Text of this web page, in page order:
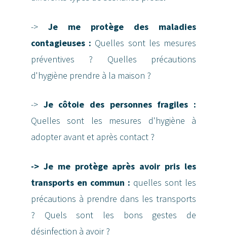
-> Je me protège des maladies
contagieuses : Quelles sont les mesures
préventives ? Quelles précautions
d'hygiène prendre à la maison ?
-> Je côtoie des personnes fragiles :
Quelles sont les mesures d'hygiène à
adopter avant et après contact ?
-> Je me protège après avoir pris les
transports en commun : quelles sont les
précautions à prendre dans les transports
? Quels sont les bons gestes de
désinfection à avoir ?